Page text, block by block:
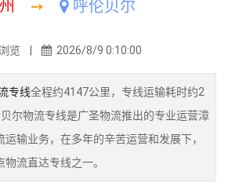
➙ 呼伦贝尔
览 | 2026/8/9 0:10:00
专线全程约4147公里，专线运输耗时约2
尔物流专线是广圣物流推出的专业运营漳
输业务，在多年的辛苦运营和发展下，
流直达专线之一。